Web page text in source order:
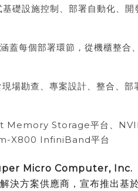
礎設施控制、部署自動化、開
涵蓋每個部署環節，從機櫃整合
場勘查、專案設計、整合、部
Memory Storage平台、
X800 InfiniBand平台
Micro Computer, Inc.
決方案供應商，宣布推出基